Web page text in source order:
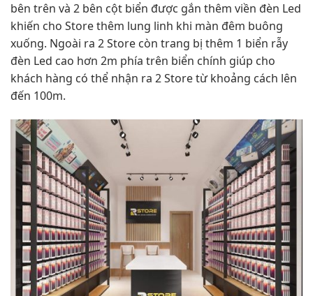
bên trên và 2 bên cột biển được gắn thêm viền đèn Led
khiến cho Store thêm lung linh khi màn đêm buông
xuống. Ngoài ra 2 Store còn trang bị thêm 1 biển rẫy
đèn Led cao hơn 2m phía trên biển chính giúp cho
khách hàng có thể nhận ra 2 Store từ khoảng cách lên
đến 100m.